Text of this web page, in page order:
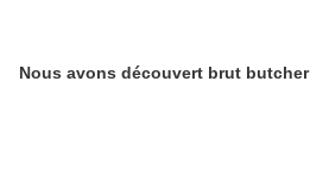
Nous avons découvert brut butcher